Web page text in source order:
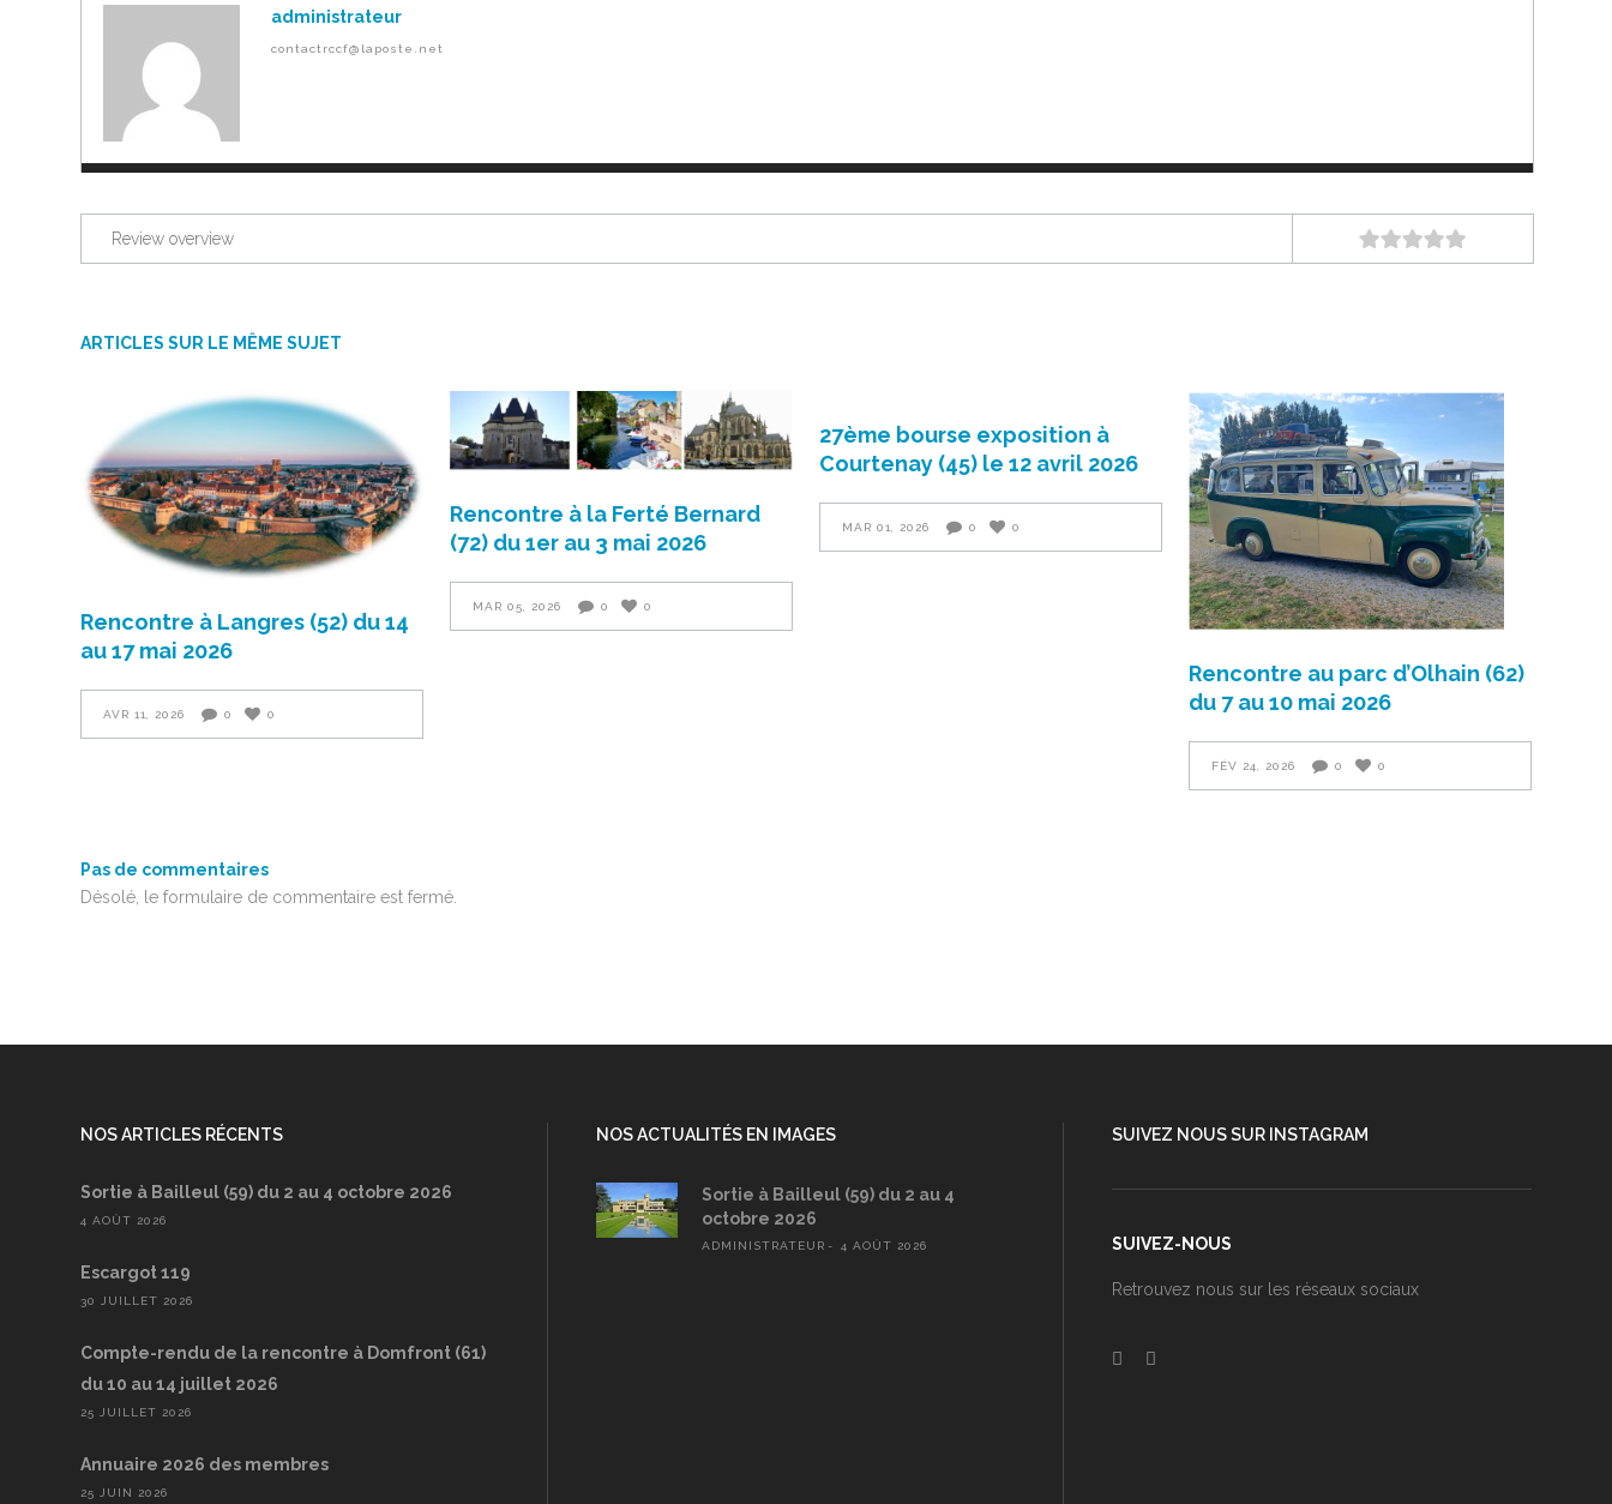
administrateur
contactrccf@laposte.net
Review overview
ARTICLES SUR LE MÊME SUJET
Rencontre à Langres (52) du 14
au 17 mai 2026
AVR 11, 2026 0 0
Rencontre à la Ferté Bernard
(72) du 1er au 3 mai 2026
MAR 05, 2026 0 0
27ème bourse exposition à
Courtenay (45) le 12 avril 2026
MAR 01, 2026 0 0
Rencontre au parc d’Olhain (62)
du 7 au 10 mai 2026
FÉV 24, 2026 0 0
Pas de commentaires
Désolé, le formulaire de commentaire est fermé.
NOS ARTICLES RÉCENTS
Sortie à Bailleul (59) du 2 au 4 octobre 2026
4 AOÛT 2026
Escargot 119
30 JUILLET 2026
Compte-rendu de la rencontre à Domfront (61)
du 10 au 14 juillet 2026
25 JUILLET 2026
Annuaire 2026 des membres
25 JUIN 2026
NOS ACTUALITÉS EN IMAGES
Sortie à Bailleul (59) du 2 au 4
octobre 2026
ADMINISTRATEUR 4 AOÛT 2026
SUIVEZ NOUS SUR INSTAGRAM
SUIVEZ-NOUS
Retrouvez nous sur les réseaux sociaux